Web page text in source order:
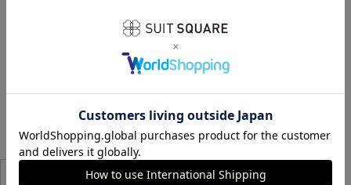
商品説明・サイズ 商品詳細 レビュー